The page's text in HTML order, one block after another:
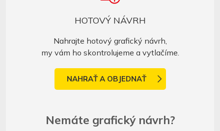
Výroba pečiatok
HOTOVÝ NÁVRH
Nahrajte hotový grafický návrh,
my vám ho skontrolujeme a vytlačíme.
NAHRAŤ A OBJEDNAŤ
Nemáte grafický návrh?